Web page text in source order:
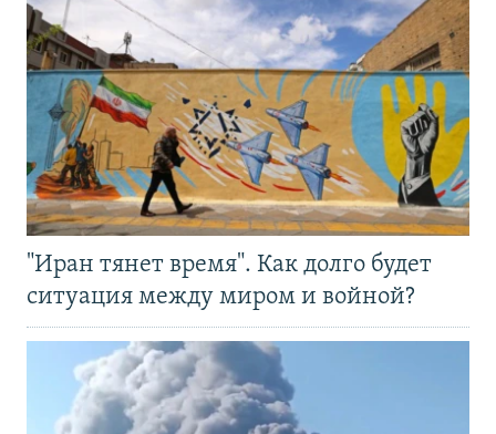
"Иран тянет время". Как долго будет
ситуация между миром и войной?